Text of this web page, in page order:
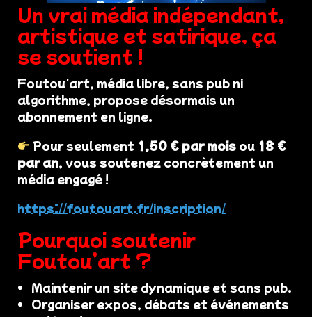
Un vrai média indépendant,
artistique et satirique, ça
se soutient !
Foutou'art, média libre, sans pub ni
algorithme, propose désormais un
abonnement en ligne.
Pour seulement 1,50 € par mois ou 18 €
par an, vous soutenez concrètement un
média engagé !
https://foutouart.fr/inscription/
Pourquoi soutenir
Foutou’art ?
Maintenir un site dynamique et sans pub.
Organiser expos, débats et événements